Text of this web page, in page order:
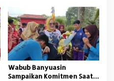
Wabub Banyuasin
Sampaikan Komitmen Saat